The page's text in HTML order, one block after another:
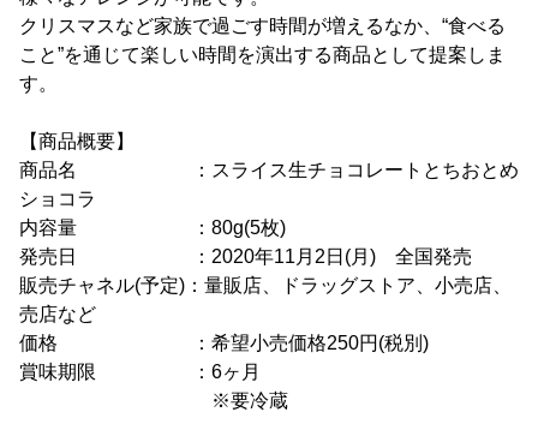
クリスマスなど家族で過ごす時間が増えるなか、“食べる
こと”を通じて楽しい時間を演出する商品として提案しま
す。
【商品概要】
商品名 ：スライス生チョコレートとちおとめ
ショコラ
内容量 ：80g(5枚)
発売日 ：2020年11月2日(月) 全国発売
販売チャネル(予定)：量販店、ドラッグストア、小売店、
売店など
価格 ：希望小売価格250円(税別)
賞味期限 ：6ヶ月
※要冷蔵